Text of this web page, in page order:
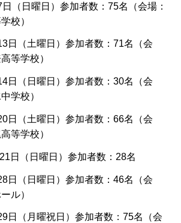
日曜日）参加者数：75名（会場：
校）
（土曜日）参加者数：71名（会
等学校）
（日曜日）参加者数：30名（会
学校）
（土曜日）参加者数：66名（会
等学校）
日（日曜日）参加者数：28名
（日曜日）参加者数：46名（会
ル）
月曜祝日）参加者数：75名（会